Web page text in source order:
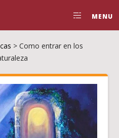
MENU
>Como entrar en los